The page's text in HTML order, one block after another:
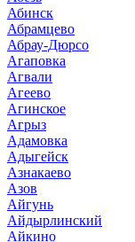
Абинск
Абрамцево
Абрау-Дюрсо
Агаповка
Агвали
Агеево
Агинское
Агрыз
Адамовка
Адыгейск
Азнакаево
Азов
Айгунь
Айдырлинский
Айкино